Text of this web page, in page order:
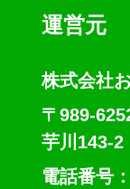
運営元
株式会社
〒989-
芋川143-2
電話番号